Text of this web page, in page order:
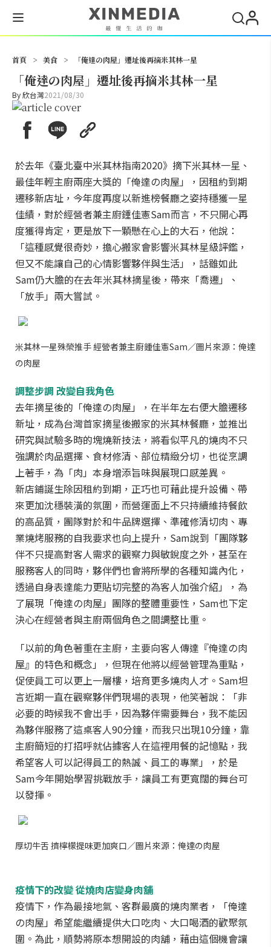
首頁 > 美食 > 「俺達の肉屋」遷址後再摘米其林一星
「俺達の肉屋」遷址後再摘米其林一星
By欣台灣2021/08/30
於去年《臺北臺中米其林指南2020》摘下米其林一星、
最佳年輕主廚兩座大獎的「俺達の肉屋」，因租約到期
遷移新店址，今年度再度以新進榜餐廳之姿持穩獲一星
佳績，對於經營者兼主廚鍾佳憲Sam而言，不只開心再
度獲得肯定，更是放下一顆懸在心上的大石，他說：
「這種感覺很奇妙，擔心搬家會影響米其林星級評鑑，
但又不能讓自己的心情影響夥伴與生活」，話雖如此
Sam仍大膽的在去年米其林摘星後，帶來「喬遷」、
「放手」兩大嘗試。
米其林一星殊榮推手 經營者兼主廚鍾佳憲Sam／圖片來源：俺達
の肉屋
調整步調 改變自我角色
去年摘星後的「俺達の肉屋」，在半年左右便大膽遷移
新址，成為台灣首家摘星後搬家的米其林餐廳，並推出
研究與試驗多時的塊燒新技法，將看似平凡的燒肉不只
強調於肉品選擇、食材修清、部位精緻分切，也從烹調
上著手，為「肉」本身增添旨味與展現口感差異。
新店鋪誕生除因租約到期，正巧也可藉此提升設備、帶
來更加沈穩裝潢的氛圍，而營運面上不只持續維持餐飲
的高品質，團隊對於和牛品牌選擇、準確修清切肉、專
業燒烤服務的自我要求也向上提升，Sam說到「團隊夥
伴不只提高對客人需求的觀察力與敏銳度之外，甚至在
服務客人的同時，夥伴們也會將所學的各種知識內化，
透過自身表達能力更貼切完整的為客人加強介紹」，為
了展現「俺達の肉屋」團隊的整體重要性，Sam也下定
決心在經營者與主廚兩個角色之間調整比重。
「以前的角色著重在主廚，主要向客人傳達『俺達の肉
屋』的特色和概念」，但現在他將以經營管理為重點，
促使員工可以更上一層樓，培育更多燒肉人才。Sam坦
言近期一直在觀察夥伴們現場的表現，他笑著說：「非
必要的時候我不會出手，因為夥伴需要舞台，我不能因
為夥伴服務了這桌客人90分鐘，而我只出現10分鐘，靠
主廚簡短的打招呼就佔據客人在這裡用餐的記憶點，我
希望客人可以記得員工的熱誠、員工的專業」，於是
Sam今年開始學習挑戰放手，讓員工有更寬闊的舞台可
以發揮。
厚切牛舌 擠檸檬提味更加爽口／圖片來源：俺達の肉屋
疫情下的改變 從燒肉店變身肉舖
疫情下，作為最接地氣、客群最廣的燒肉業者，「俺達
の肉屋」希望能繼續提供大口吃肉、大口喝酒的歡聚氛
圍。為此，順勢將原本想開設的肉舖，藉由這個機會讓